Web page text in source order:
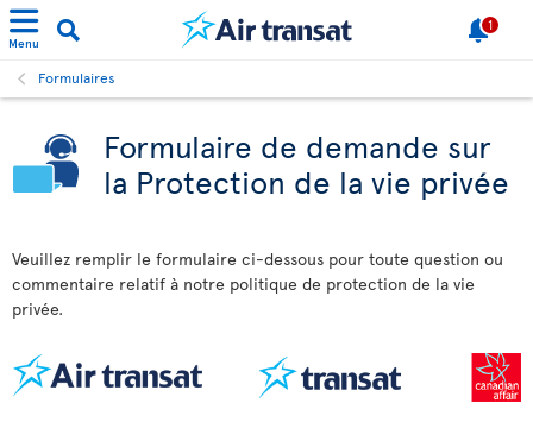
Menu
1
Formulaires
Formulaire de demande sur
la Protection de la vie privée
Veuillez remplir le formulaire ci-dessous pour toute question ou
commentaire relatif à notre politique de protection de la vie
privée.